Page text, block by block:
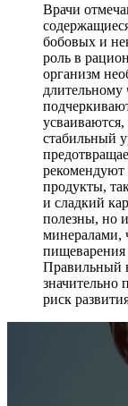
Врачи
бобовых и
роль в
организм
длительному
стабильный
продукты,
и сладкий
полезны, но
минералами,
пищеварения
Правильный
значительно
риск